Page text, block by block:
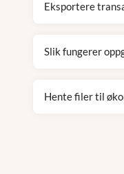
Eksportere
Slik fungerer
Hente filer til